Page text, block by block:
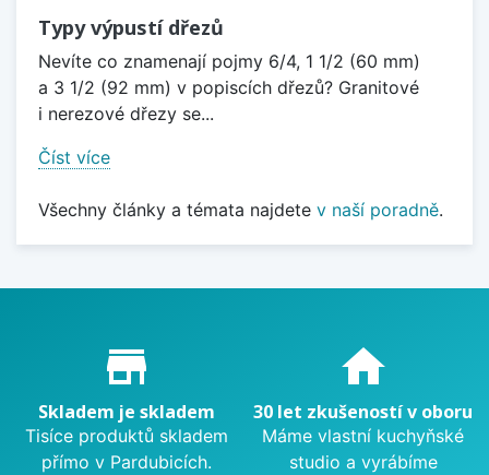
Typy výpustí dřezů
Nevíte co znamenají pojmy 6/4, 1 1/2 (60 mm)
a 3 1/2 (92 mm) v popiscích dřezů? Granitové
i nerezové dřezy se...
Číst více
Všechny články a témata najdete v naší poradně.
Proč nakupovat u nás?
store_mall_directory
Skladem je skladem
Tisíce produktů skladem
přímo v Pardubicích.
home
30 let zkušeností v oboru
Máme vlastní kuchyňské
studio a vyrábíme